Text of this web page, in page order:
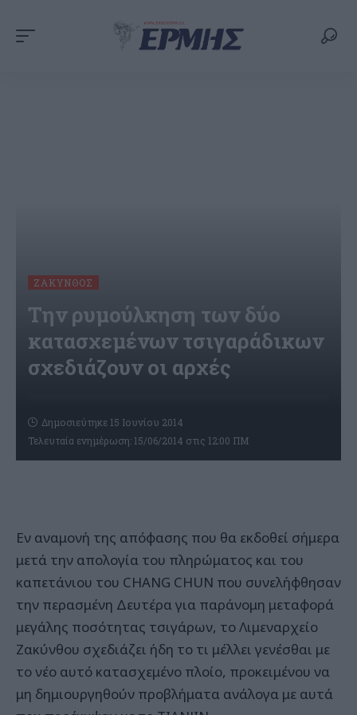
ΖΆΚΥΝΘΟΣ
Την ρυμούλκηση των δύο
κατασχεμένων τσιγαράδικων
σχεδιάζουν οι αρχές
Τελευταία ενημέρωση: 15/06/2014 στις 12:00 ΠΜ
Δημοσιεύτηκε 15 Ιουνίου 2014
Εν αναμονή της απόφασης που θα εκδοθεί σήμερα
μετά την απολογία του πληρώματος και του
καπετάνιου του CHANG CHUN που συνελήφθησαν
την περασμένη Δευτέρα για παράνομη μεταφορά
μεγάλης ποσότητας τσιγάρων, το Λιμεναρχείο
Ζακύνθου σχεδιάζει ήδη το τι μέλλει γενέσθαι με
το νέο αυτό κατασχεμένο πλοίο, προκειμένου να
μη δημιουργηθούν προβλήματα ανάλογα με αυτά